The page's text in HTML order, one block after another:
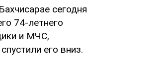
сегодня
74-летнего
и МЧС,
его вниз.